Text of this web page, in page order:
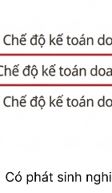
biến cho
xuất chung
vào giá vốn
phí chế biến
xuất như: